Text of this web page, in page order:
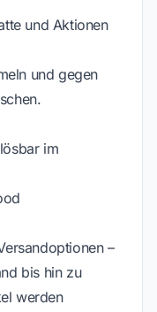
und Aktionen
und gegen
im
–
bis hin zu
werden